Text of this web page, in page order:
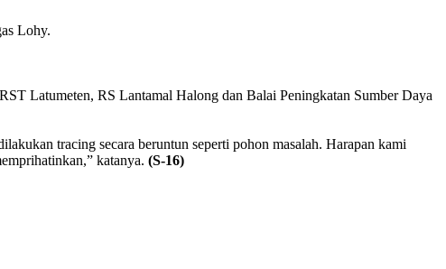
Lohy.
Latumeten, RS Lantamal Halong dan Balai Peningkatan Sumber Daya
tracing secara beruntun seperti pohon masalah. Harapan kami
katanya. (S-16)